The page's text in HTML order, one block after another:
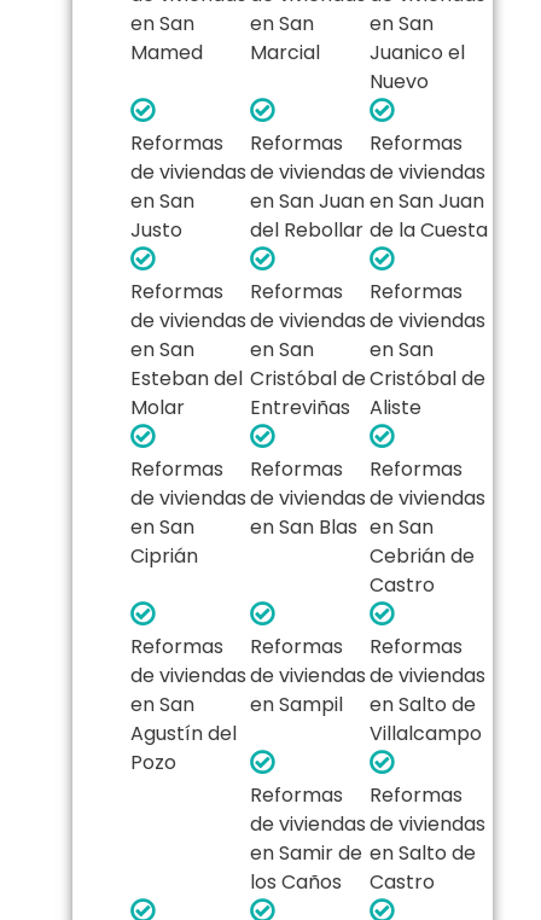
en San
Mamed
en San
Marcial
en San
Juanico el
Nuevo
Reformas
de viviendas
en San
Justo
Reformas
de viviendas
en San Juan
del Rebollar
Reformas
de viviendas
en San Juan
de la Cuesta
Reformas
de viviendas
en San
Esteban del
Molar
Reformas
de viviendas
en San
Cristóbal de
Entreviñas
Reformas
de viviendas
en San
Cristóbal de
Aliste
Reformas
de viviendas
en San
Ciprián
Reformas
de viviendas
en San Blas
Reformas
de viviendas
en San
Cebrián de
Castro
Reformas
de viviendas
en San
Agustín del
Pozo
Reformas
de viviendas
en Sampil
Reformas
de viviendas
en Salto de
Villalcampo
Reformas
de viviendas
en Samir de
los Caños
Reformas
de viviendas
en Salto de
Castro